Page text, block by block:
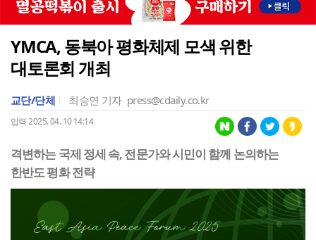
YMCA, 동북아 평화체제 모색 위한
대토론회 개최
교단/단체 최승연 기자 press@cdaily.co.kr
입력 2025. 04. 10 14:14
격변하는 국제 정세 속, 전문가와 시민이 함께 논의하는
한반도 평화 전략